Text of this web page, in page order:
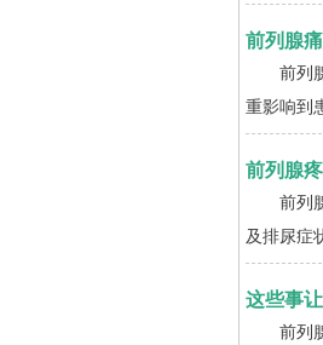
前列腺
前列腺
重影响到
前列腺
前列腺
及排尿症
这些事
前列腺